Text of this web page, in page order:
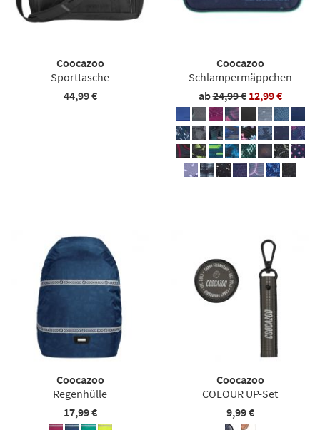
Coocazoo
Sporttasche
44,99 €
Coocazoo
Schlampermäppchen
ab24,99 € 12,99 €
Coocazoo
Regenhülle
17,99 €
Coocazoo
COLOUR UP-Set
9,99 €